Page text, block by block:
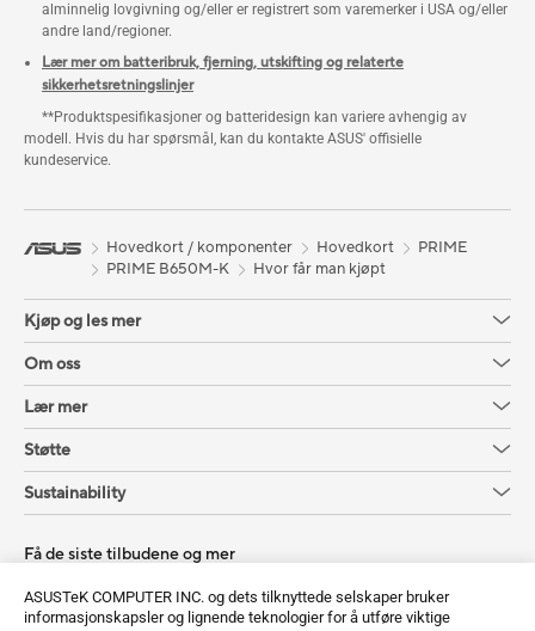
ASUSTeK COMPUTER INC. og dets tilknyttede selskaper bruker
informasjonskapsler og lignende teknologier for å utføre viktige
alminnelig lovgivning og/eller er registrert som varemerker i USA og/eller
andre land/regioner.
Lær mer om batteribruk, fjerning, utskifting og relaterte
sikkerhetsretningslinjer
**Produktspesifikasjoner og batteridesign kan variere avhengig av
modell. Hvis du har spørsmål, kan du kontakte ASUS' offisielle
kundeservice.
Hovedkort / komponenter Hovedkort
PRIME
PRIME B650M-K
Hvor får man kjøpt
Kjøp og les mer
Om oss
Lær mer
Støtte
Sustainability
Få de siste tilbudene og mer
Registrer deg